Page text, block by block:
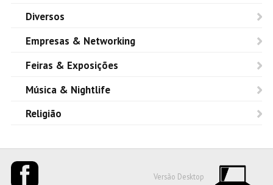
Diversos
Empresas & Networking
Feiras & Exposições
Música & Nightlife
Religião
Versão Desktop